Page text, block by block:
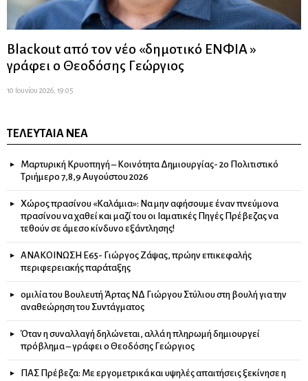
Blackout από τον νέο «δημοτικό ΕΝΦΙΑ »
γράφει ο Θεοδόσης Γεώργιος
10 Ιουνίου 2026, 19:05
ΤΕΛΕΥΤΑΊΑ ΝΈΑ
Μαρτυρική Κρυοπηγή – Κοινότητα Δημιουργίας- 2ο Πολιτιστικό
Τριήμερο 7,8,9 Αυγούστου 2026
Χώρος πρασίνου «Καλάμια»: Να μην αφήσουμε έναν πνεύμονα
πρασίνου να χαθεί και μαζί του οι Ιαματικές Πηγές Πρέβεζας να
τεθούν σε άμεσο κίνδυνο εξάντλησης!
ΑΝΑΚΟΙΝΩΣΗ Ε65- Γιώργος Ζάψας, πρώην επικεφαλής
περιφερειακής παράταξης
ομιλία του Βουλευτή Άρτας ΝΔ Γιώργου Στύλιου στη βουλή για την
αναθεώρηση του Συντάγματος
Όταν η συναλλαγή δηλώνεται, αλλά η πληρωμή δημιουργεί
πρόβλημα – γράφει ο Θεοδόσης Γεώργιος
ΠΑΣ Πρέβεζα: Με εργομετρικά και υψηλές απαιτήσεις ξεκίνησε η